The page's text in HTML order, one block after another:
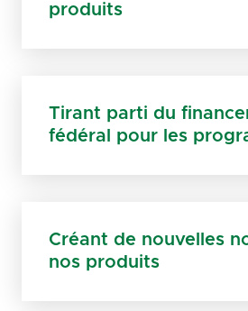
produits
Tirant parti du
fédéral pour les
Créant de nouvelles
nos produits